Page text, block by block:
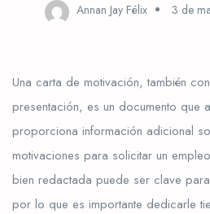
Annan Jay Félix 3 de
Una carta de motivación, también
presentación, es un documento que
proporciona información adicional
motivaciones para solicitar un
bien redactada puede ser clave
por lo que es importante dedicarle